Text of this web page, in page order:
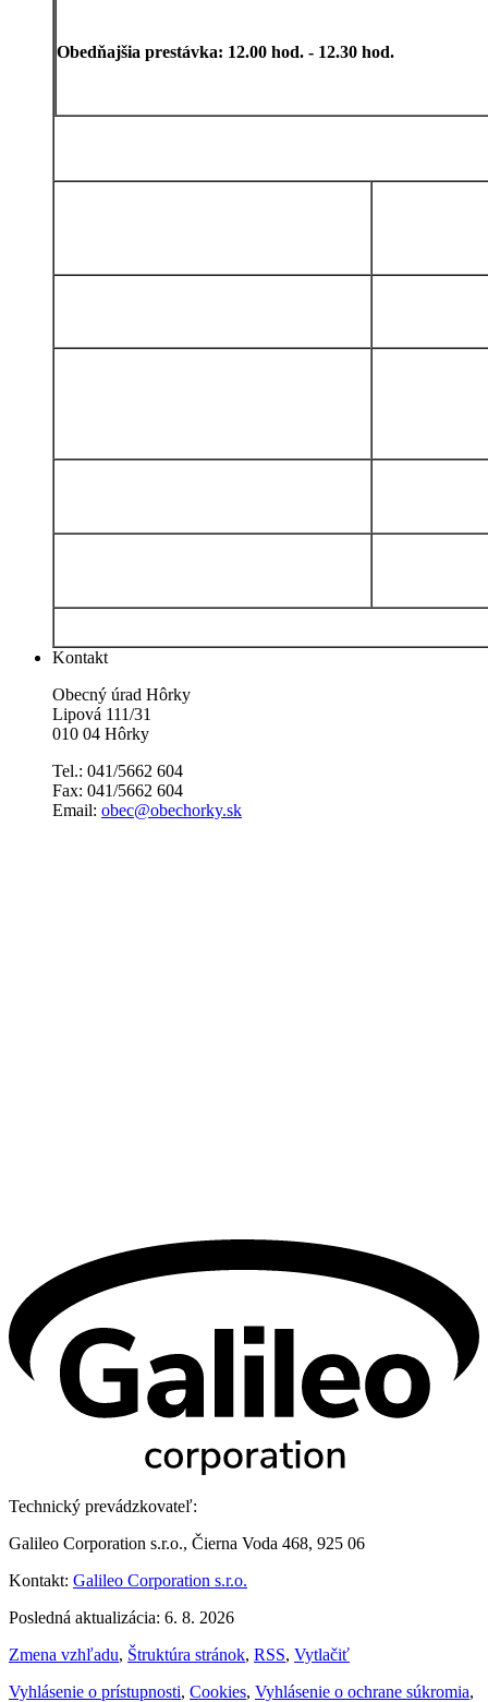
Obedňajšia prestávka: 12.00 hod. - 12.30 hod.
Kontakt
Obecný úrad Hôrky
Lipová 111/31
010 04 Hôrky
Tel.: 041/5662 604
Fax: 041/5662 604
Email: obec@obechorky.sk
Technický prevádzkovateľ:
Galileo Corporation s.r.o., Čierna Voda 468, 925 06
Kontakt: Galileo Corporation s.r.o.
Posledná aktualizácia: 6. 8. 2026
Zmena vzhľadu, Štruktúra stránok, RSS, Vytlačiť
Vyhlásenie o prístupnosti, Cookies, Vyhlásenie o ochrane súkromia,